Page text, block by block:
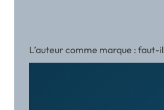
L’auteur comme marque :